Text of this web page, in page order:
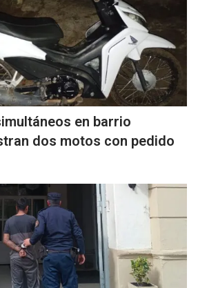
en barrio
dos motos con pedido